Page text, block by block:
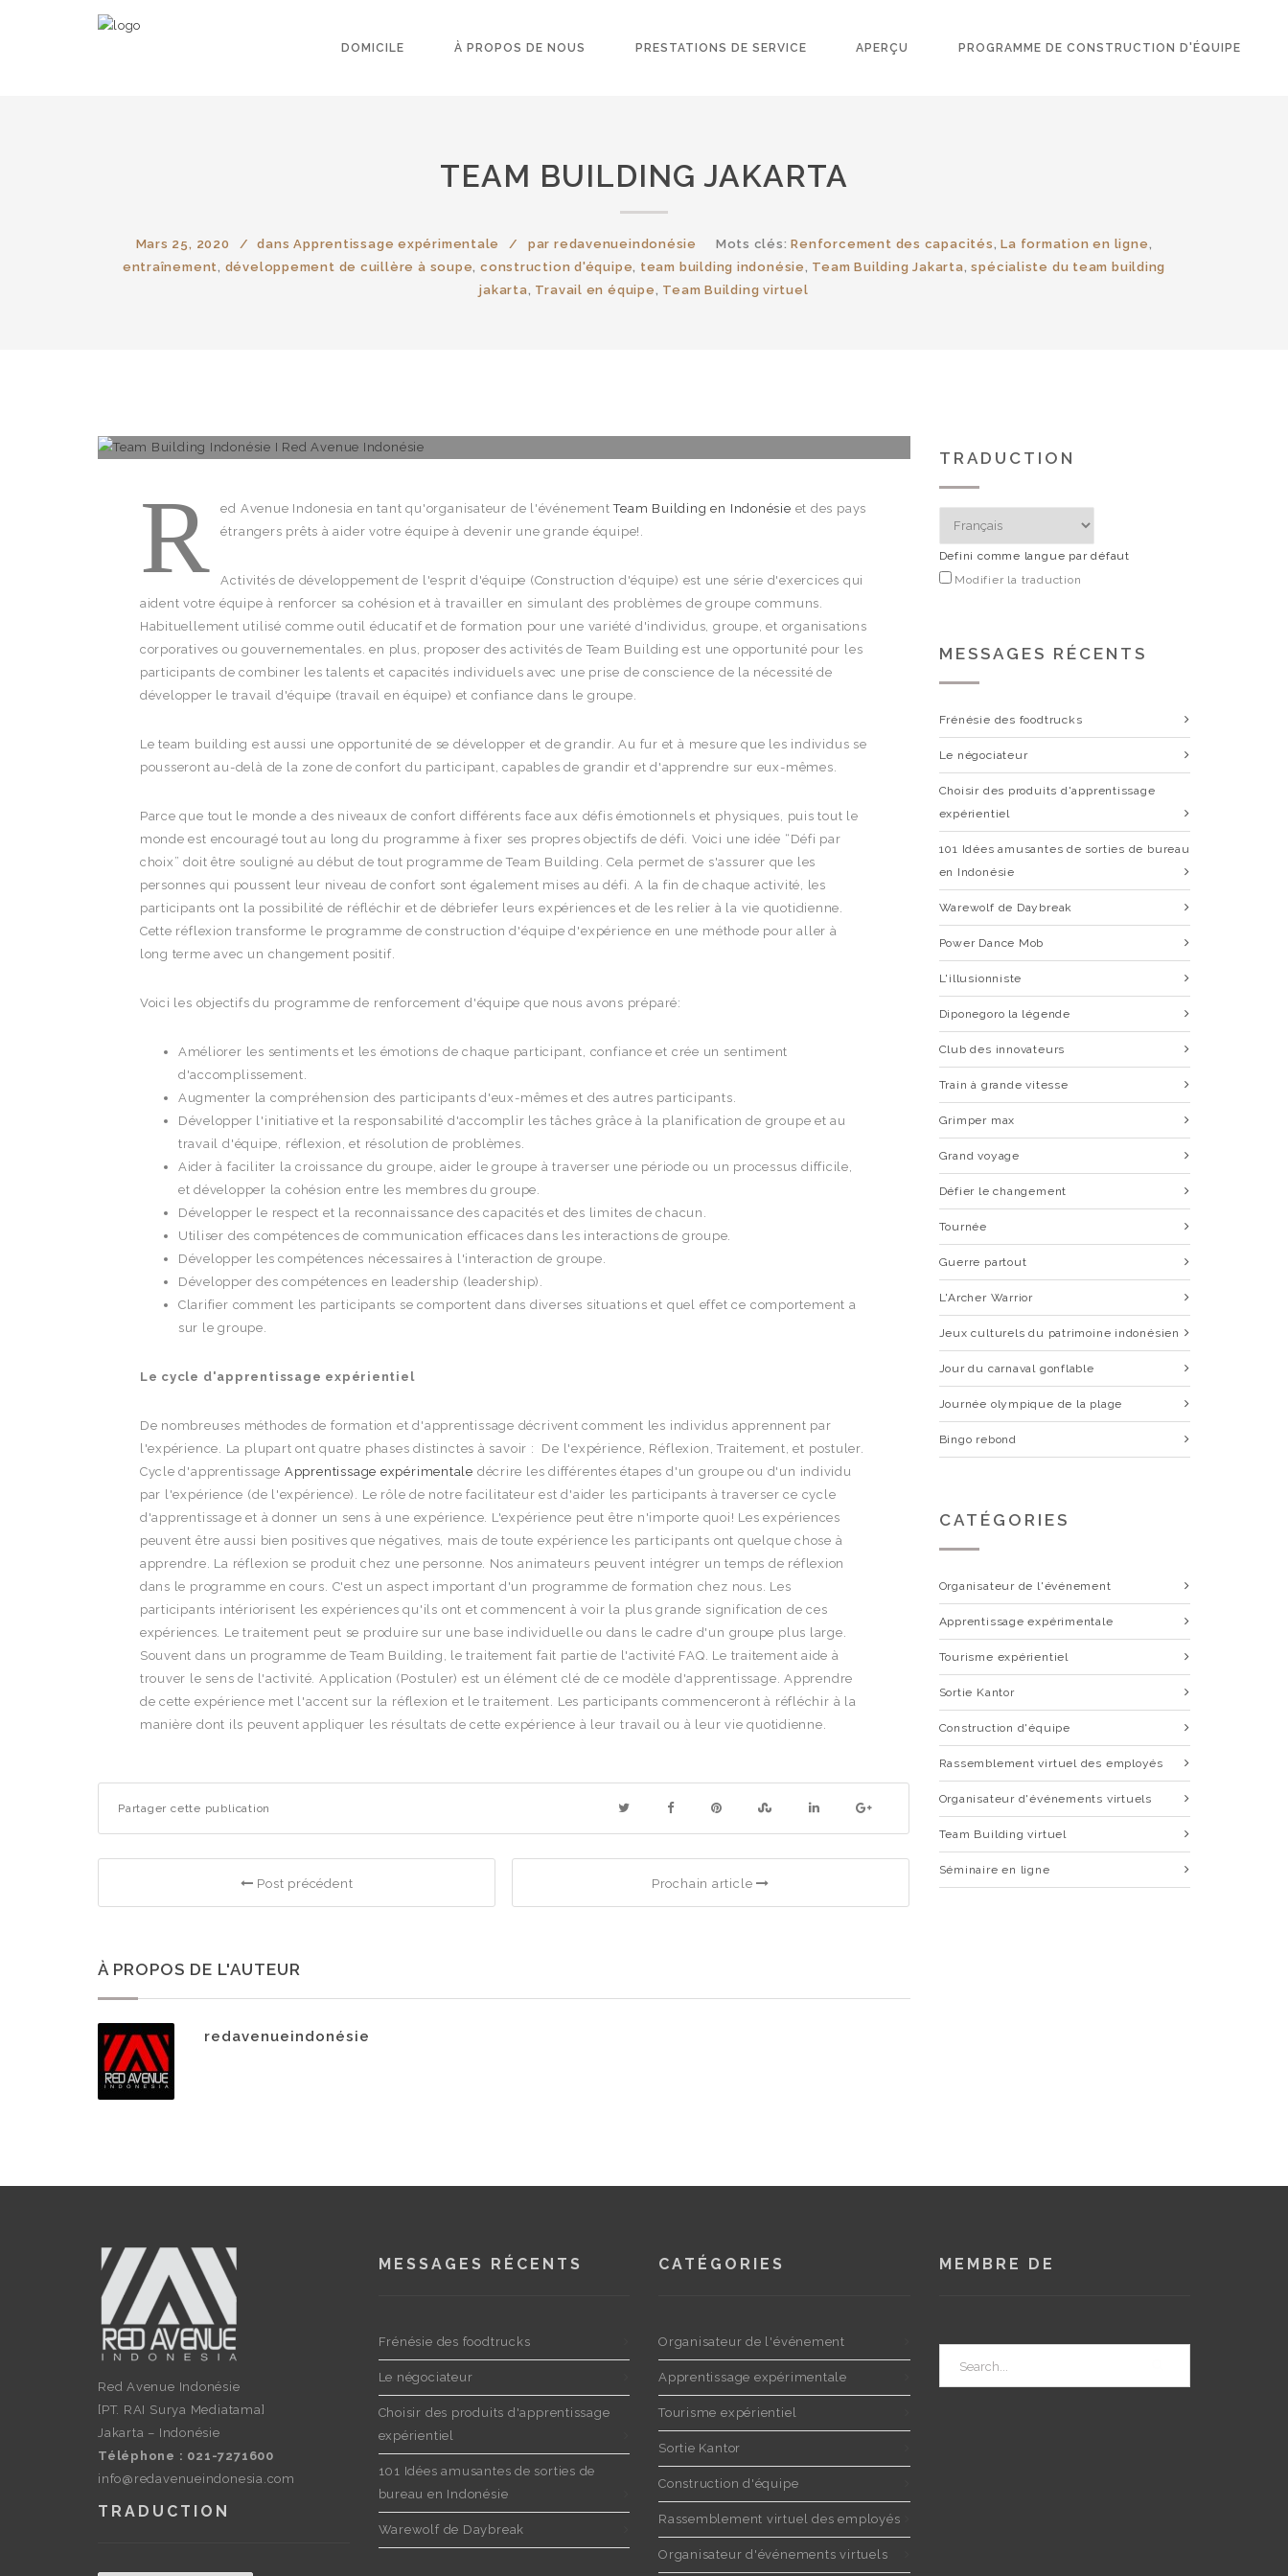
DOMICILE À PROPOS DE NOUS PRESTATIONS DE SERVICE APERÇU PROGRAMME DE CONSTRUCTION D'ÉQUIPE
TEAM BUILDING JAKARTA
Mars 25, 2020 dansApprentissage expérimentale par redavenueindonésie Mots clés:Renforcement des capacités,La formation en ligne,
entraînement, développement de cuillère à soupe, construction d'équipe, team building indonésie, Team Building Jakarta,spécialiste du team building
jakarta, Travail en équipe, Team Building virtuel
R ed Avenue Indonesia en tant qu'organisateur de l'événementTeam Building en Indonésie et des pays
étrangers prêts à aider votre équipe à devenir une grande équipe!.
Activités de développement de l'esprit d'équipe (Construction d'équipe) est une série d'exercices qui
aident votre équipe à renforcer sa cohésion et à travailler en simulant des problèmes de groupe communs.
Habituellement utilisé comme outil éducatif et de formation pour une variété d'individus, groupe, et organisations
corporatives ou gouvernementales. en plus, proposer des activités de Team Building est une opportunité pour les
participants de combiner les talents et capacités individuels avec une prise de conscience de la nécessité de
développer le travail d'équipe (travail en équipe) et confiance dans le groupe.
Le team building est aussi une opportunité de se développer et de grandir. Au fur et à mesure que les individus se
pousseront au-delà de la zone de confort du participant, capables de grandir et d'apprendre sur eux-mêmes.
Parce que tout le monde a des niveaux de confort différents face aux défis émotionnels et physiques, puis tout le
monde est encouragé tout au long du programme à fixer ses propres objectifs de défi. Voici une idée “Défi par
choix” doit être souligné au début de tout programme de Team Building. Cela permet de s'assurer que les
personnes qui poussent leur niveau de confort sont également mises au défi. A la fin de chaque activité, les
participants ont la possibilité de réfléchir et de débriefer leurs expériences et de les relier à la vie quotidienne.
Cette réflexion transforme le programme de construction d'équipe d'expérience en une méthode pour aller à
long terme avec un changement positif.
Voici les objectifs du programme de renforcement d'équipe que nous avons préparé:
Améliorer les sentiments et les émotions de chaque participant, confiance et crée un sentiment
d'accomplissement.
Augmenter la compréhension des participants d'eux-mêmes et des autres participants.
Développer l'initiative et la responsabilité d'accomplir les tâches grâce à la planification de groupe et au
travail d'équipe, réflexion, et résolution de problèmes.
Aider à faciliter la croissance du groupe, aider le groupe à traverser une période ou un processus difficile,
et développer la cohésion entre les membres du groupe.
Développer le respect et la reconnaissance des capacités et des limites de chacun.
Utiliser des compétences de communication efficaces dans les interactions de groupe.
Développer les compétences nécessaires à l'interaction de groupe.
Développer des compétences en leadership (leadership).
Clarifier comment les participants se comportent dans diverses situations et quel effet ce comportement a
sur le groupe.
Le cycle d'apprentissage expérientiel
De nombreuses méthodes de formation et d'apprentissage décrivent comment les individus apprennent par
l'expérience. La plupart ont quatre phases distinctes à savoir : De l'expérience, Réflexion, Traitement, et postuler.
Cycle d'apprentissage Apprentissage expérimentale décrire les différentes étapes d'un groupe ou d'un individu
par l'expérience (de l'expérience). Le rôle de notre facilitateur est d'aider les participants à traverser ce cycle
d'apprentissage et à donner un sens à une expérience. L'expérience peut être n'importe quoi! Les expériences
peuvent être aussi bien positives que négatives, mais de toute expérience les participants ont quelque chose à
apprendre. La réflexion se produit chez une personne. Nos animateurs peuvent intégrer un temps de réflexion
dans le programme en cours. C'est un aspect important d'un programme de formation chez nous. Les
participants intériorisent les expériences qu'ils ont et commencent à voir la plus grande signification de ces
expériences. Le traitement peut se produire sur une base individuelle ou dans le cadre d'un groupe plus large.
Souvent dans un programme de Team Building, le traitement fait partie de l'activité FAQ. Le traitement aide à
trouver le sens de l'activité. Application (Postuler) est un élément clé de ce modèle d'apprentissage. Apprendre
de cette expérience met l'accent sur la réflexion et le traitement. Les participants commenceront à réfléchir à la
manière dont ils peuvent appliquer les résultats de cette expérience à leur travail ou à leur vie quotidienne.
Partager cette publication
Post précédent Prochain article
À PROPOS DE L'AUTEUR
redavenueindonésie
TRADUCTION
Defini comme langue par défaut
Modifier la traduction
MESSAGES RÉCENTS
Frénésie des foodtrucks
Le négociateur
Choisir des produits d'apprentissage
expérientiel
101 Idées amusantes de sorties de bureau
en Indonésie
Warewolf de Daybreak
Power Dance Mob
L'illusionniste
Diponegoro la légende
Club des innovateurs
Train à grande vitesse
Grimper max
Grand voyage
Défier le changement
Tournée
Guerre partout
L'Archer Warrior
Jeux culturels du patrimoine indonésien
Jour du carnaval gonflable
Journée olympique de la plage
Bingo rebond
CATÉGORIES
Organisateur de l'événement
Apprentissage expérimentale
Tourisme expérientiel
Sortie Kantor
Construction d'équipe
Rassemblement virtuel des employés
Organisateur d'événements virtuels
Team Building virtuel
Séminaire en ligne
Red Avenue Indonésie
[PT. RAI Surya Mediatama]
Jakarta – Indonésie
Téléphone : 021-7271600
info@redavenueindonesia.com
TRADUCTION
MESSAGES RÉCENTS
Frénésie des foodtrucks
Le négociateur
Choisir des produits d'apprentissage
expérientiel
101 Idées amusantes de sorties de
bureau en Indonésie
Warewolf de Daybreak
CATÉGORIES
Organisateur de l'événement
Apprentissage expérimentale
Tourisme expérientiel
Sortie Kantor
Construction d'équipe
Rassemblement virtuel des employés
Organisateur d'événements virtuels
MEMBRE DE